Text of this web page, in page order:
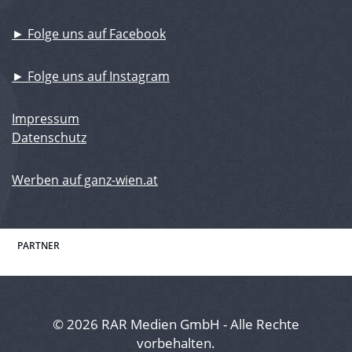
► Folge uns auf Facebook
► Folge uns auf Instagram
Impressum
Datenschutz
Werben auf ganz-wien.at
PARTNER
© 2026 RAR Medien GmbH - Alle Rechte
vorbehalten.